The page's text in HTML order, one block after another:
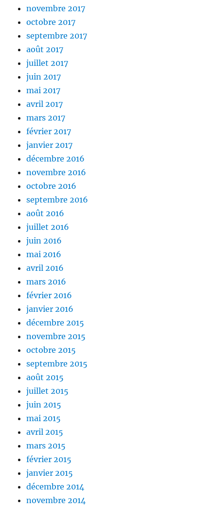
novembre 2017
octobre 2017
septembre 2017
août 2017
juillet 2017
juin 2017
mai 2017
avril 2017
mars 2017
février 2017
janvier 2017
décembre 2016
novembre 2016
octobre 2016
septembre 2016
août 2016
juillet 2016
juin 2016
mai 2016
avril 2016
mars 2016
février 2016
janvier 2016
décembre 2015
novembre 2015
octobre 2015
septembre 2015
août 2015
juillet 2015
juin 2015
mai 2015
avril 2015
mars 2015
février 2015
janvier 2015
décembre 2014
novembre 2014